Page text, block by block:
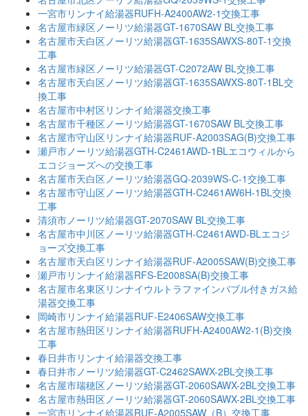
一宮市リンナイ給湯器RUFH-A2400AW2-1交換工事
名古屋市緑区ノーリツ給湯器GT-1670SAW BL交換工事
名古屋市天白区ノーリツ給湯器GT-1635SAWXS-80T-1交換
工事
名古屋市緑区ノーリツ給湯器GT-C2072AW BL交換工事
名古屋市天白区ノーリツ給湯器GT-1635SAWXS-80T-1BL交
換工事
名古屋市中村区リンナイ給湯器交換工事
名古屋市千種区ノーリツ給湯器GT-1670SAW BL交換工事
名古屋市守山区リンナイ給湯器RUF-A2003SAG(B)交換工事
瀬戸市ノーリツ給湯器GTH-C2461AWD-1BLエコウィルから
エコジョーズへの交換工事
名古屋市天白区ノーリツ給湯器GQ-2039WS-C-1交換工事
名古屋市守山区ノーリツ給湯器GTH-C2461AW6H-1BL交換
工事
清須市ノーリツ給湯器GT-2070SAW BL交換工事
名古屋市中川区ノーリツ給湯器GTH-C2461AWD-BLエコジ
ョーズ交換工事
名古屋市天白区リンナイ給湯器RUF-A2005SAW(B)交換工事
瀬戸市リンナイ給湯器RFS-E2008SA(B)交換工事
名古屋市名東区リンナイウルトラファインバブル付きガス給
湯器交換工事
岡崎市リンナイ給湯器RUF-E2406SAW交換工事
名古屋市熱田区リンナイ給湯器RUFH-A2400AW2-1(B)交換
工事
春日井市リンナイ給湯器交換工事
春日井市ノーリツ給湯器GT-C2462SAWX-2BL交換工事
名古屋市瑞穂区ノーリツ給湯器GT-2060SAWX-2BL交換工事
名古屋市熱田区ノーリツ給湯器GT-2060SAWX-2BL交換工事
一宮市リンナイ給湯器RUF-A2005SAW（B）交換工事